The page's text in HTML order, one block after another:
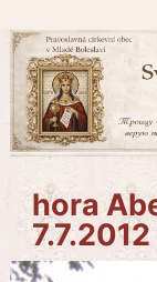
hora
7.7.2012